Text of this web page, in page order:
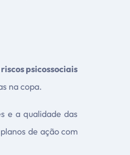
riscos psicossociais
na copa.
e a qualidade das
de ação com